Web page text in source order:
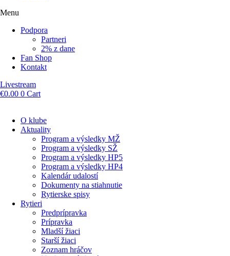
Menu
Podpora
Partneri
2% z dane
Fan Shop
Kontakt
Livestream
€0.00 0 Cart
O klube
Aktuality
Program a výsledky MŽ
Program a výsledky SŽ
Program a výsledky HP5
Program a výsledky HP4
Kalendár udalostí
Dokumenty na stiahnutie
Rytierske spisy
Rytieri
Predprípravka
Prípravka
Mladší žiaci
Starší žiaci
Zoznam hráčov